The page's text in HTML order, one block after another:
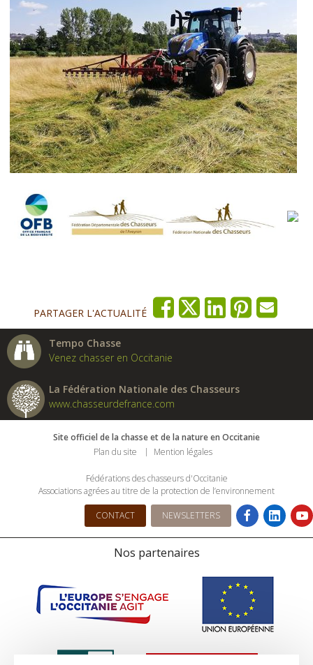
PARTAGER L'ACTUALITÉ
Tempo Chasse
Venez chasser en Occitanie
La Fédération Nationale des Chasseurs
www.chasseurdefrance.com
Site officiel de la chasse et de la nature en Occitanie
Plan du site
Mention légales
Fédérations des chasseurs d'Occitanie
Associations agrées au titre de la protection de l’environnement
CONTACT NEWSLETTERS
Nos partenaires